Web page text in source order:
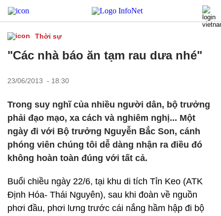
Thời sự
"Các nhà báo ăn tạm rau dưa nhé"
23/06/2013 - 18:30
Trong suy nghĩ của nhiều người dân, bộ trưởng
phải đạo mạo, xa cách và nghiêm nghị... Một
ngày đi với Bộ trưởng Nguyễn Bắc Son, cánh
phóng viên chúng tôi dễ dàng nhận ra điều đó
không hoàn toàn đúng với tất cả.
Buổi chiều ngày 22/6, tại khu di tích Tỉn Keo (ATK
Định Hóa- Thái Nguyên), sau khi đoàn về nguồn
phơi đầu, phơi lưng trước cái nắng hầm hập đi bộ